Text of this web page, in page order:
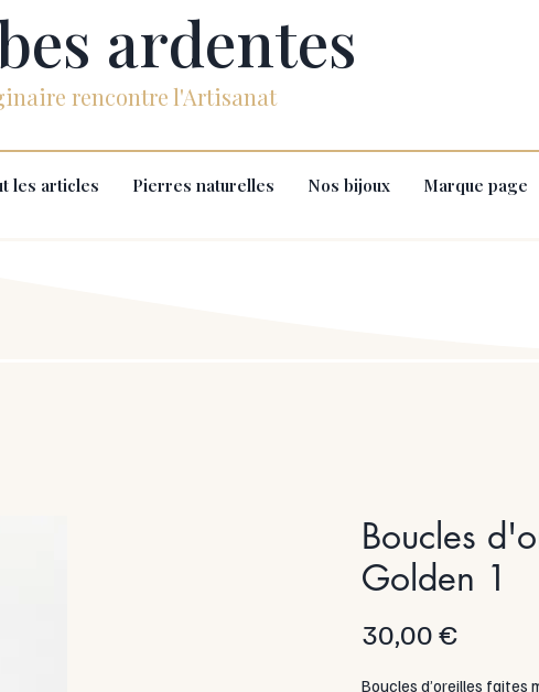
ardentes
rencontre l'Artisanat
les articles Pierres naturelles Nos bijoux Marque page
Boucles
Golden 1
30,00 €Prix
Boucles d’oreilles faites